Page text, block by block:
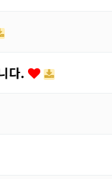
다.